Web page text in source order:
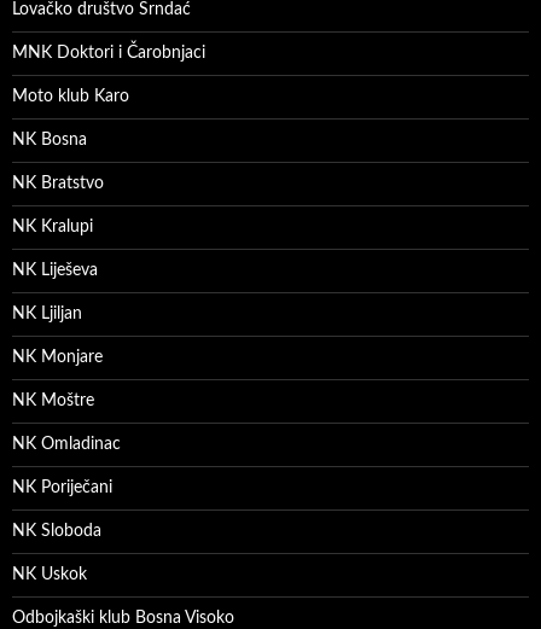
Lovačko društvo Srndać
MNK Doktori i Čarobnjaci
Moto klub Karo
NK Bosna
NK Bratstvo
NK Kralupi
NK Liješeva
NK Ljiljan
NK Monjare
NK Moštre
NK Omladinac
NK Poriječani
NK Sloboda
NK Uskok
Odbojkaški klub Bosna Visoko